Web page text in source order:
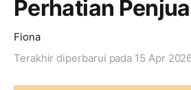
Perhatian
Fiona
Terakhir diperbarui pada 15 Apr